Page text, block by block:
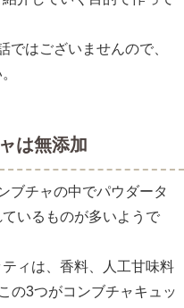
ではございませんので、
は無添加
ブチャの中でパウダータ
いるものが多いようで
ィは、香料、人工甘味料
の3つがコンブチャキュッ